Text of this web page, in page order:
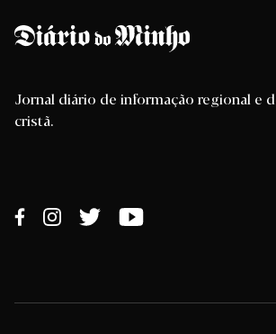
Jornal diário de informação regional e
cristã.